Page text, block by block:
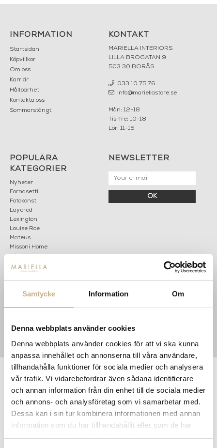
Samtycke Information Om
Denna webbplats använder cookies
Denna webbplats använder cookies för att vi ska kunna
anpassa innehållet och annonserna till våra användare,
tillhandahålla funktioner för sociala medier och analysera
vår trafik. Vi vidarebefordrar även sådana identifierare
och annan information från din enhet till de sociala medier
och annons- och analysföretag som vi samarbetar med.
Dessa kan i sin tur kombinera informationen med annan
information som du har tillhandahållit eller som de har
samlat in när du har använt deras tjänster.
INFORMATION
Startsidan
Köpvillkor
Om oss
Karriär
Hållbarhet
Kontakta oss
Sommarstängt
KONTAKT
MARIELLA INTERIORS
LILLA BROGATAN 9
503 30 BORÅS
033 10 75 76
info@mariellastore.se
Mån: 12-18
Tis-fre: 10-18
Lör: 11-15
POPULÄRA
KATEGORIER
Nyheter
Fornasetti
Fotokonst
Layered
Lexington
Louise Roe
Mateus
Missoni Home
Snurrade ljus
NEWSLETTER
OK